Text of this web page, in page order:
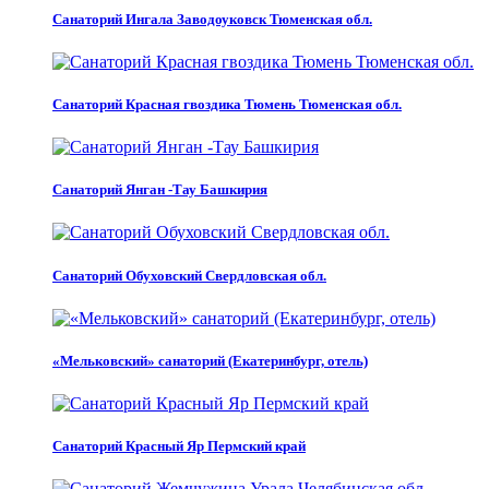
Санаторий Ингала Заводоуковск Тюменская обл.
Санаторий Красная гвоздика Тюмень Тюменская обл.
Санаторий Янган -Тау Башкирия
Санаторий Обуховский Свердловская обл.
«Мельковский» санаторий (Екатеринбург, отель)
Санаторий Красный Яр Пермский край